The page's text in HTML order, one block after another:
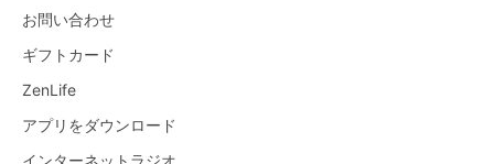
お問い合わせ
ギフトカード
ZenLife
アプリをダウンロード